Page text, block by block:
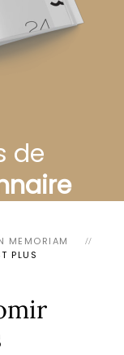
de
MEMORIAM
PLUS